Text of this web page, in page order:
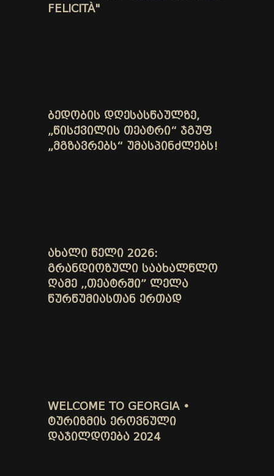
FELICITÀ"
ᲑᲔᲓᲝᲑᲘᲡ ᲓᲦᲔᲡᲐᲡᲬᲐᲣᲚᲖᲔ,
„ᲬᲘᲡᲥᲕᲘᲚᲘᲡ ᲗᲔᲐᲢᲠᲘ“ ᲯᲒᲣᲤ
„ᲛᲒᲖᲐᲕᲠᲔᲑᲡ“ ᲣᲛᲐᲡᲞᲘᲜᲫᲚᲔᲑᲡ!
ᲐᲮᲐᲚᲘ ᲬᲔᲚᲘ 2026:
ᲒᲠᲐᲜᲓᲘᲝᲖᲣᲚᲘ ᲡᲐᲐᲮᲐᲚᲬᲚᲝ
ᲦᲐᲛᲔ ,,ᲗᲔᲐᲢᲠᲨᲘ” ᲚᲔᲚᲐ
ᲬᲣᲠᲬᲣᲛᲘᲐᲡᲗᲐᲜ ᲔᲠᲗᲐᲓ
WELCOME TO GEORGIA •
ᲢᲣᲠᲘᲖᲛᲘᲡ ᲔᲠᲝᲕᲜᲣᲚᲘ
ᲓᲐᲯᲘᲚᲓᲝᲔᲑᲐ 2024